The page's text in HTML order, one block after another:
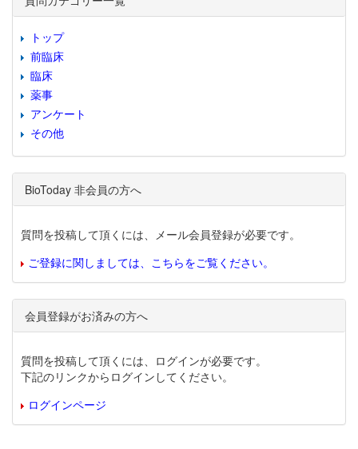
トップ
前臨床
臨床
薬事
アンケート
その他
BioToday 非会員の方へ
質問を投稿して頂くには、メール会員登録が必要です。
ご登録に関しましては、こちらをご覧ください。
会員登録がお済みの方へ
質問を投稿して頂くには、ログインが必要です。
下記のリンクからログインしてください。
ログインページ